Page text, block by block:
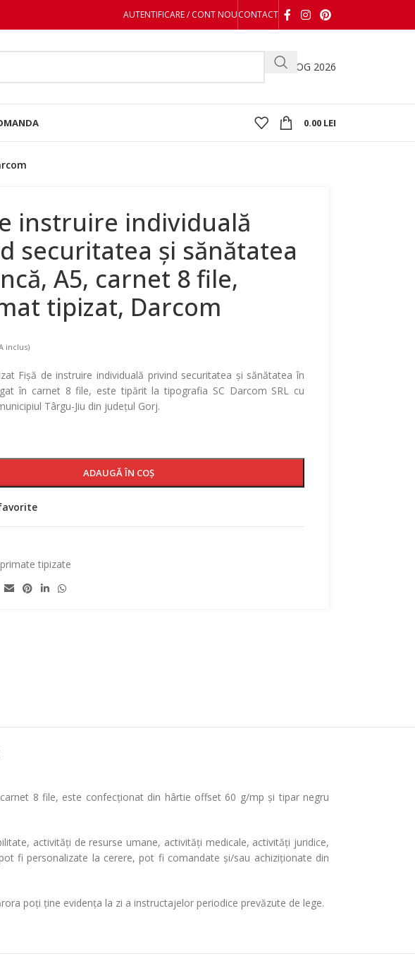
AUTENTIFICARE / CONT NOUCONTACT
CATALOG 2026
0.00 LEI
instruire individuală
securitatea și sănătatea
A5, carnet 8 file,
tipizat, Darcom
inclus)
Fișă de instruire individuală privind securitatea și sănătatea în
în carnet 8 file, este tipărit la tipografia SC Darcom SRL cu
Târgu-Jiu din județul Gorj.
ADAUGĂ ÎN COȘ
tipizate
8 file, este confecționat din hârtie offset 60 g/mp și tipar negru
activități de resurse umane, activități medicale, activități juridice,
fi personalizate la cerere, pot fi comandate și/sau achiziționate din
poți ține evidența la zi a instructajelor periodice prevăzute de lege.